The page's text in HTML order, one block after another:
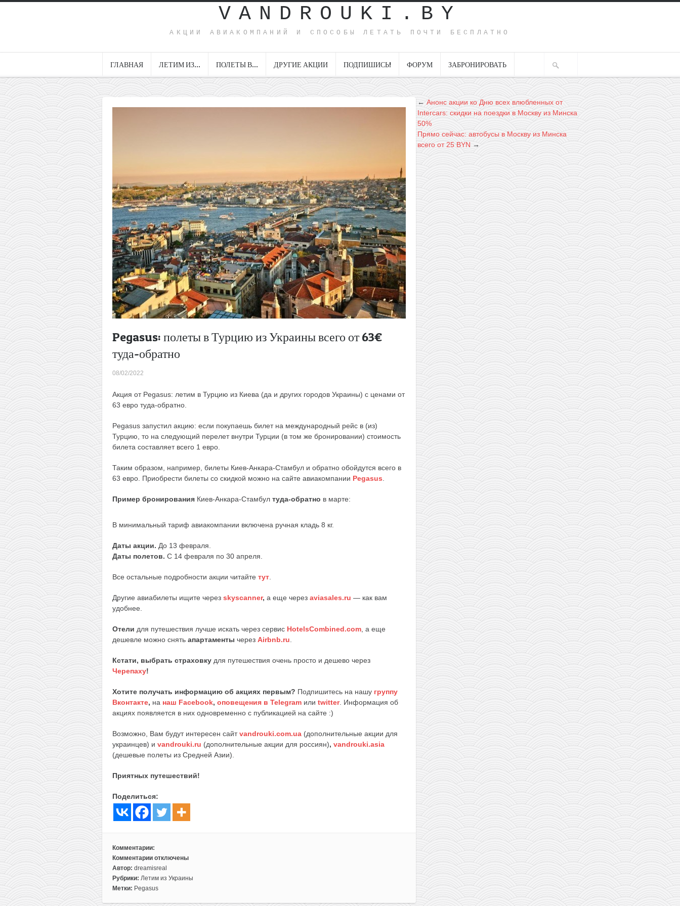
VANDROUKI.BY
АКЦИИ АВИАКОМПАНИЙ И СПОСОБЫ ЛЕТАТЬ ПОЧТИ БЕСПЛАТНО
ГЛАВНАЯ ЛЕТИМ ИЗ… ПОЛЕТЫ В… ДРУГИЕ АКЦИИ ПОДПИШИСЬ! ФОРУМ ЗАБРОНИРОВАТЬ
Pegasus: полеты в Турцию из Украины всего от 63€
туда-обратно
08/02/2022
Акция от Pegasus: летим в Турцию из Киева (да и других городов Украины) с ценами от
63 евро туда-обратно.
Pegasus запустил акцию: если покупаешь билет на международный рейс в (из)
Турцию, то на следующий перелет внутри Турции (в том же бронировании) стоимость
билета составляет всего 1 евро.
Таким образом, например, билеты Киев-Анкара-Стамбул и обратно обойдутся всего в
63 евро. Приобрести билеты со скидкой можно на сайте авиакомпании Pegasus
Пример бронирования Киев-Анкара-Стамбул туда-обратно в марте:
В минимальный тариф авиакомпании включена ручная кладь 8 кг.
Даты акции. До 13 февраля.
Даты полетов. С 14 февраля по 30 апреля.
Все остальные подробности акции читайте тут
Другие авиабилеты ищите через skyscanner, а еще через aviasales.ru — как вам
удобнее.
Отели для путешествия лучше искать через сервис HotelsCombined.com , а еще
дешевле можно снять апартаменты через Airbnb.ru
Кстати, выбрать страховку для путешествия очень просто и дешево через
Черепаху!
Хотите получать информацию об акциях первым? Подпишитесь на нашу группу
Вконтакте, на наш Facebook, оповещения в Telegram или twitter. Информация об
акциях появляется в них одновременно с публикацией на сайте :)
Возможно, Вам будут интересен сайтvandrouki.com.ua (дополнительные акции для
украинцев) и vandrouki.ru (дополнительные акции для россиян), vandrouki.asia
(дешевые полеты из Средней Азии).
Приятных путешествий!
Поделиться:
Комментарии:
Комментарии
к
записи
Pegasus:
отключены
Автор: dreamisreal
Рубрики: Летим из Украины
Метки: Pegasus
←Анонс акции ко Дню всех влюбленных от
Intercars: скидки на поездки в Москву из Минска
50%
Прямо сейчас: автобусы в Москву из Минска
всего от 25 BYN →